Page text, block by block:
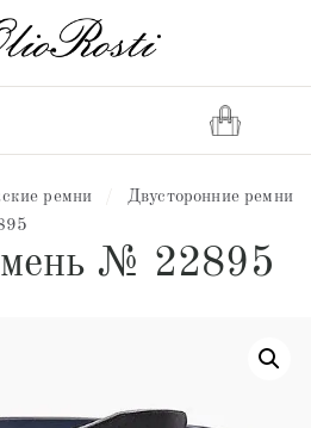
ремни
Двусторонние ремни
№ 22895